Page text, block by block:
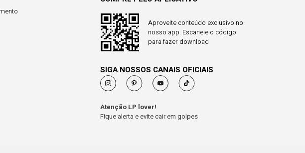
Aproveite conteúdo exclusivo no
nosso app. Escaneie o código
para fazer download
SIGA NOSSOS CANAIS OFICIAIS
Atenção LP lover!
Fique alerta e evite cair em golpes